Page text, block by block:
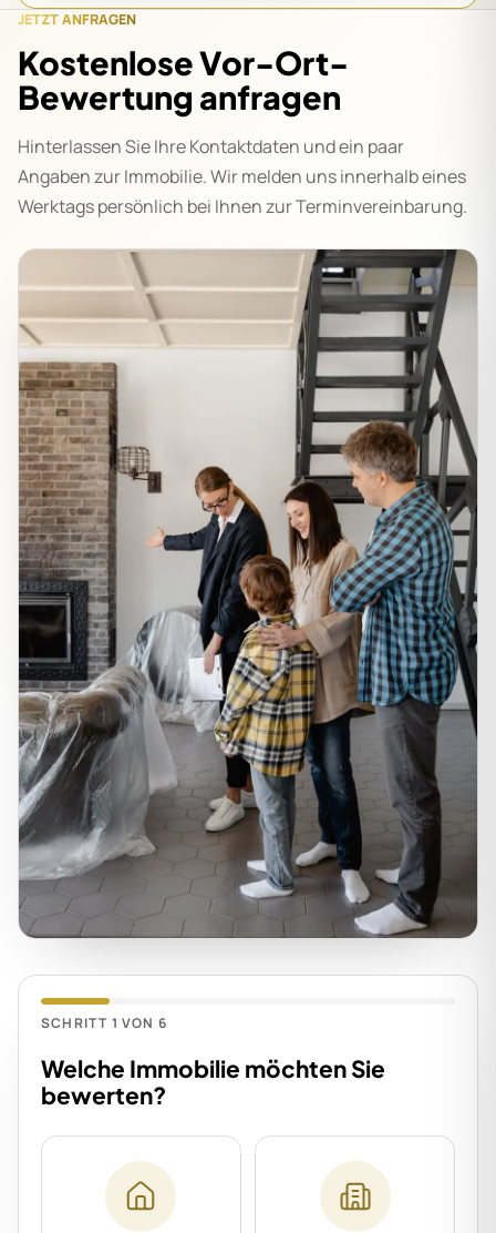
JETZT ANFRAGEN
Kostenlose Vor-Ort-
Bewertung anfragen
Hinterlassen Sie Ihre Kontaktdaten und ein paar
Angaben zur Immobilie. Wir melden uns innerhalb eines
Werktags persönlich bei Ihnen zur Terminvereinbarung.
SCHRITT 1 VON 6
Welche Immobilie möchten Sie
bewerten?